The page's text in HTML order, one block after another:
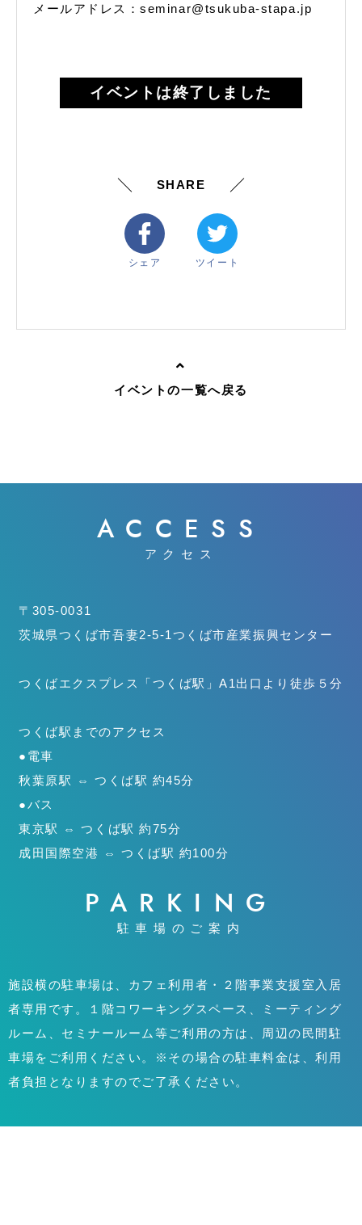
メールアドレス：seminar@tsukuba-stapa.jp
イベントは終了しました
SHARE
シェア ツイート
イベントの一覧へ戻る
ACCESS
アクセス
〒305-0031
茨城県つくば市吾妻2-5-1つくば市産業振興センター
つくばエクスプレス「つくば駅」A1出口より徒歩５分
つくば駅までのアクセス
●電車
秋葉原駅 ⇔ つくば駅 約45分
●バス
東京駅 ⇔ つくば駅 約75分
成田国際空港 ⇔ つくば駅 約100分
PARKING
駐車場のご案内
施設横の駐車場は、カフェ利用者・２階事業支援室入居
者専用です。１階コワーキングスペース、ミーティング
ルーム、セミナールーム等ご利用の方は、周辺の民間駐
車場をご利用ください。※その場合の駐車料金は、利用
者負担となりますのでご了承ください。